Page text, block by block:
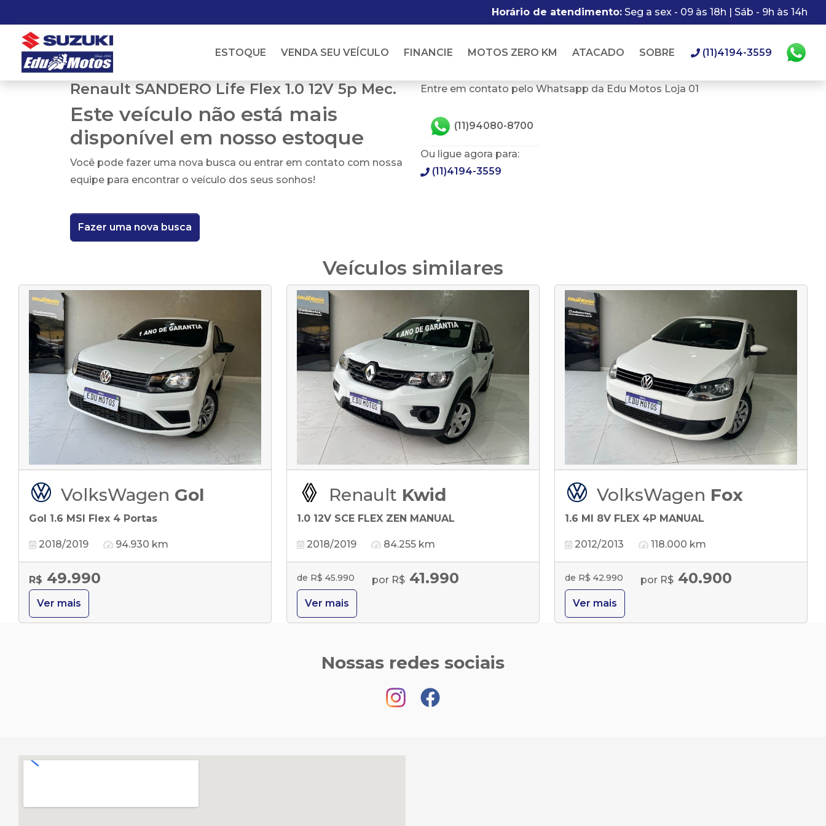
Horário de atendimento: Seg a sex - 09 às 18h | Sáb - 9h às 14h
ESTOQUE VENDA SEU VEÍCULO FINANCIE MOTOS ZERO KM ATACADO SOBRE (11)4194-3559
Renault SANDERO Life Flex 1.0 12V 5p Mec.
Este veículo não está mais
disponível em nosso estoque
Você pode fazer uma nova busca ou entrar em contato com nossa
equipe para encontrar o veículo dos seus sonhos!
Fazer uma nova busca
Entre em contato pelo Whatsapp da Edu Motos Loja 01
(11)94080-8700
Ou ligue agora para:
(11)4194-3559
Veículos similares
VolksWagen Gol
Gol 1.6 MSI Flex 4 Portas
2018/2019 94.930 km
R$ 49.990
Ver mais
Renault Kwid
1.0 12V SCE FLEX ZEN MANUAL
2018/2019 84.255 km
de R$ 45.990 por R$ 41.990
Ver mais
VolksWagen Fox
1.6 MI 8V FLEX 4P MANUAL
2012/2013 118.000 km
de R$ 42.990 por R$ 40.900
Ver mais
Nossas redes sociais